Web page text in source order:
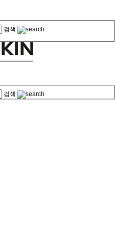
검색
검색